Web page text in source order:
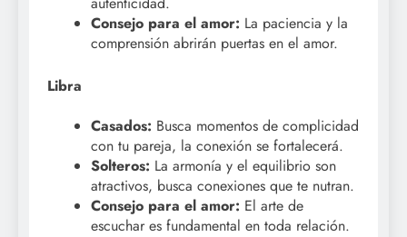
Consejo para el amor: La paciencia y la
comprensión abrirán puertas en el amor.
Libra
Casados: Busca momentos de complicidad
con tu pareja, la conexión se fortalecerá.
Solteros: La armonía y el equilibrio son
atractivos, busca conexiones que te nutran.
Consejo para el amor: El arte de
escuchar es fundamental en toda relación.